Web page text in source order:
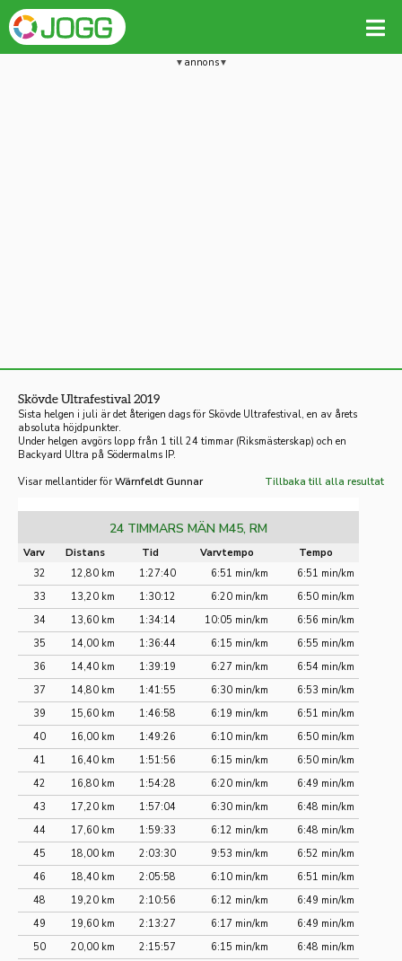
annons
Skövde Ultrafestival 2019
Sista helgen i juli är det återigen dags för Skövde Ultrafestival, en av årets
absoluta höjdpunkter.
Under helgen avgörs lopp från 1 till 24 timmar (Riksmästerskap) och en
Backyard Ultra på Södermalms IP.
Visar mellantider för Wärnfeldt Gunnar Tillbaka till alla resultat
24 TIMMARS MÄN M45, RM
Varv Distans Tid Varvtempo
Tempo
32
12,80 km 1:27:40 6:51 min/km
6:51 min/km
33
13,20 km 1:30:12 6:20 min/km
6:50 min/km
34
13,60 km 1:34:14 10:05 min/km
6:56 min/km
35
14,00 km 1:36:44 6:15 min/km
6:55 min/km
36
14,40 km 1:39:19 6:27 min/km
6:54 min/km
37
14,80 km 1:41:55 6:30 min/km
6:53 min/km
39
15,60 km 1:46:58 6:19 min/km
6:51 min/km
40
16,00 km 1:49:26 6:10 min/km
6:50 min/km
41
16,40 km 1:51:56 6:15 min/km
6:50 min/km
42
16,80 km 1:54:28 6:20 min/km
6:49 min/km
43
17,20 km 1:57:04 6:30 min/km
6:48 min/km
44
17,60 km 1:59:33 6:12 min/km
6:48 min/km
45
18,00 km 2:03:30 9:53 min/km
6:52 min/km
46
18,40 km 2:05:58 6:10 min/km
6:51 min/km
48
19,20 km 2:10:56 6:12 min/km
6:49 min/km
49
19,60 km 2:13:27 6:17 min/km
6:49 min/km
50
20,00 km 2:15:57 6:15 min/km
6:48 min/km